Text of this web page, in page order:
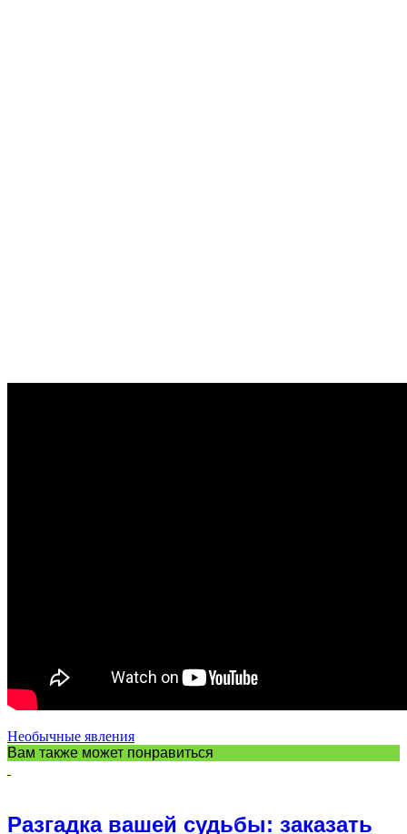
Необычные явления
Вам также может понравиться
Разгадка вашей судьбы: заказать